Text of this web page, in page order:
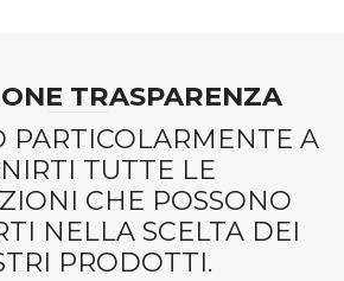
TRASPARENZA
PARTICOLARMENTE A
TUTTE LE
CHE POSSONO
NELLA SCELTA DEI
PRODOTTI.